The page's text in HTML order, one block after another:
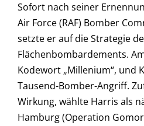
Sofort nach seiner
Air Force (RAF) Bomber
setzte er auf die Strategie
Flächenbombardements.
Kodewort „Millenium“, und
Tausend-Bomber-Angriff.
Wirkung, wählte Harris als
Hamburg (Operation